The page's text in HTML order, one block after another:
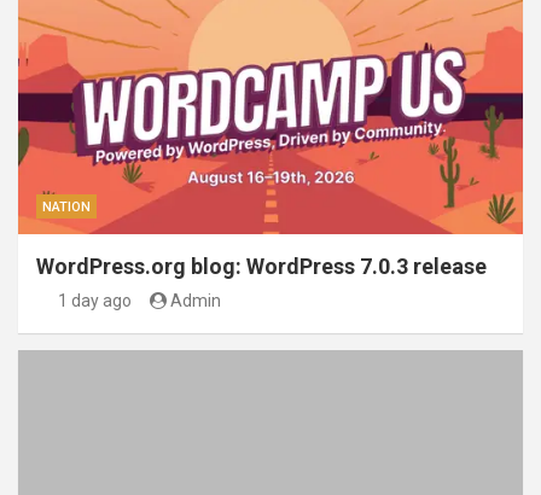
NATION
WordPress.org blog: WordPress 7.0.3 release
1 day ago Admin